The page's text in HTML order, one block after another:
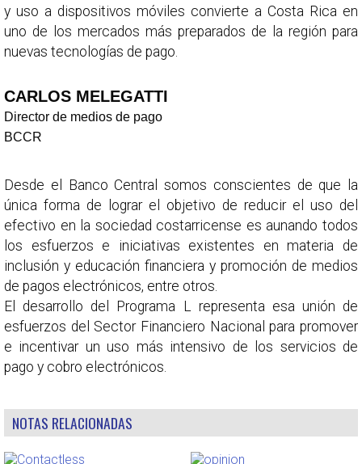
y uso a dispositivos móviles convierte a Costa Rica en
uno de los mercados más preparados de la región para
nuevas tecnologías de pago.
CARLOS MELEGATTI
Director de medios de pago
BCCR
Desde el Banco Central somos conscientes de que la
única forma de lograr el objetivo de reducir el uso del
efectivo en la sociedad costarricense es aunando todos
los esfuerzos e iniciativas existentes en materia de
inclusión y educación financiera y promoción de medios
de pagos electrónicos, entre otros.
El desarrollo del Programa L representa esa unión de
esfuerzos del Sector Financiero Nacional para promover
e incentivar un uso más intensivo de los servicios de
pago y cobro electrónicos.
NOTAS RELACIONADAS